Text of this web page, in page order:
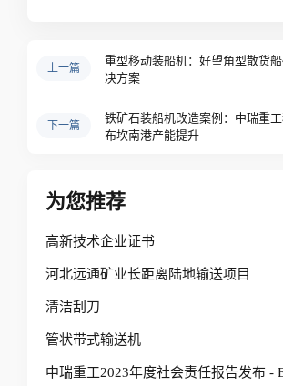
上一篇
重型移动装船机：好望角型散货
决方案
下一篇
铁矿石装船机改造案例：中瑞重
布坎南港产能提升
为您推荐
高新技术企业证书
河北远通矿业长距离陆地输送项目
清洁刮刀
管状带式输送机
中瑞重工2023年度社会责任报告发布 -